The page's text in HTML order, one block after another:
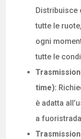
Distribuisce
tutte le
ogni
tutte le
time):
è adatta
a